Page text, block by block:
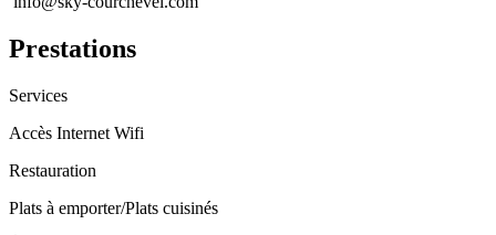
Prestations
Services
Accès Internet Wifi
Restauration
Plats à emporter/Plats cuisinés